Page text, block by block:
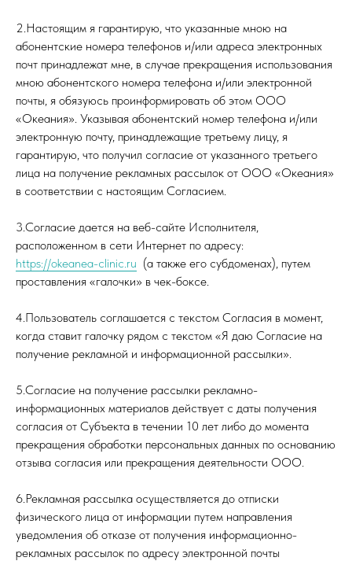
2.Настоящим я гарантирую, что указанные мною на
абонентские номера телефонов и/или адреса электронных
почт принадлежат мне, в случае прекращения использования
мною абонентского номера телефона и/или электронной
почты, я обязуюсь проинформировать об этом ООО
«Океания». Указывая абонентский номер телефона и/или
электронную почту, принадлежащие третьему лицу, я
гарантирую, что получил согласие от указанного третьего
лица на получение рекламных рассылок от ООО «Океания»
в соответствии с настоящим Согласием.
3.Согласие дается на веб-сайте Исполнителя,
расположенном в сети Интернет по адресу:
https://okeanea-clinic.ru (а также его субдоменах), путем
проставления «галочки» в чек-боксе.
4.Пользователь соглашается с текстом Согласия в момент,
когда ставит галочку рядом с текстом «Я даю Согласие на
получение рекламной и информационной рассылки».
5.Согласие на получение рассылки рекламно-
информационных материалов действует с даты получения
согласия от Субъекта в течении 10 лет либо до момента
прекращения обработки персональных данных по основанию
отзыва согласия или прекращения деятельности ООО.
6.Рекламная рассылка осуществляется до отписки
физического лица от информации путем направления
уведомления об отказе от получения информационно-
рекламных рассылок по адресу электронной почты